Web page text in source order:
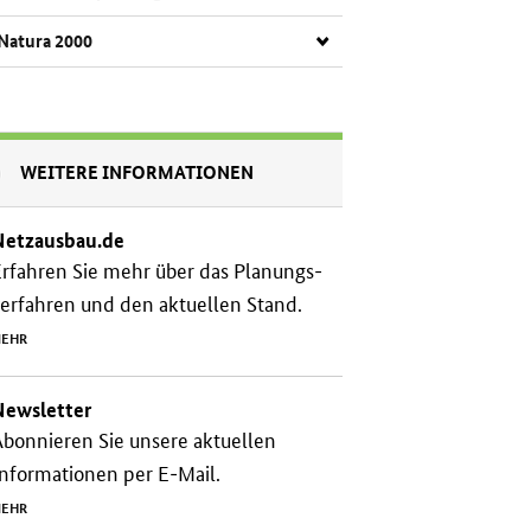
2000
WEITERE INFORMATIONEN
Sie mehr über das Planungs­
und den aktuellen Stand.
Sie unsere aktuellen
per E-Mail.